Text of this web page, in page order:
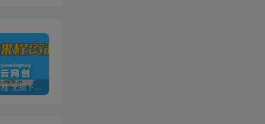
全网VIP课程 无损下载~